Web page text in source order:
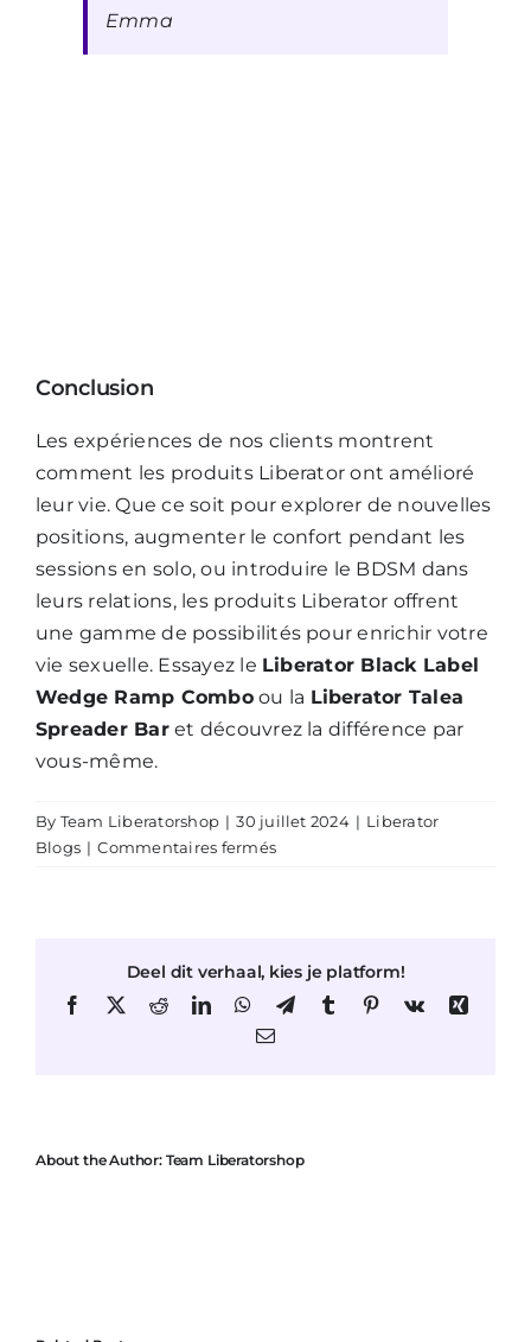
Emma
Conclusion
Les expériences de nos clients montrent
comment les produits Liberator ont amélioré
leur vie. Que ce soit pour explorer de nouvelles
positions, augmenter le confort pendant les
sessions en solo, ou introduire le BDSM dans
leurs relations, les produits Liberator offrent
une gamme de possibilités pour enrichir votre
vie sexuelle. Essayez le Liberator Black Label
Wedge Ramp Comboou la Liberator Talea
Spreader Baret découvrez la différence par
vous-même.
By Team Liberatorshop | 30 juillet 2024 | Liberator
Blogs | Commentaires ferméssur
Comment
Liberator
Deel dit verhaal, kies je platform!
Facebook
X RedditLinkedInWhatsApp
TelegramTumblr Pinterest
Vk
Xing
Email
About the Author: Team Liberatorshop